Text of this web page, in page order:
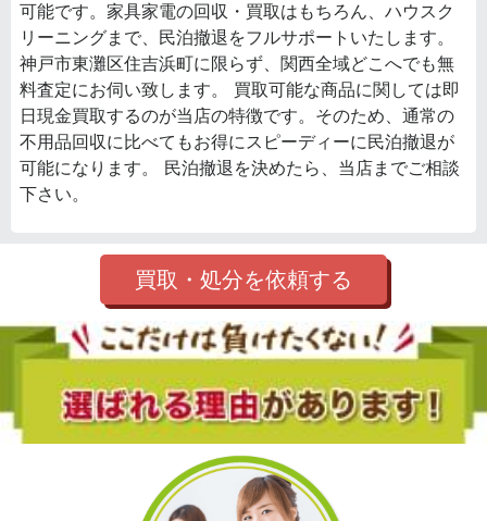
可能です。家具家電の回収・買取はもちろん、ハウスク
リーニングまで、民泊撤退をフルサポートいたします。
神戸市東灘区住吉浜町に限らず、関西全域どこへでも無
料査定にお伺い致します。 買取可能な商品に関しては即
日現金買取するのが当店の特徴です。そのため、通常の
不用品回収に比べてもお得にスピーディーに民泊撤退が
可能になります。 民泊撤退を決めたら、当店までご相談
下さい。
買取・処分を依頼する